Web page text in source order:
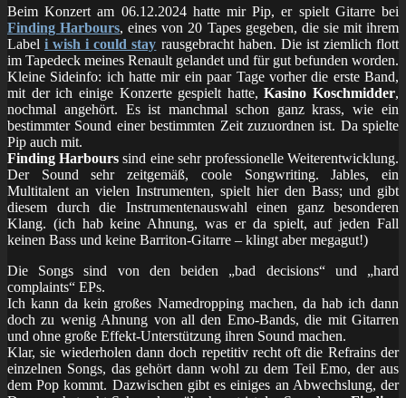
Beim Konzert am 06.12.2024 hatte mir Pip, er spielt Gitarre bei
Finding Harbours, eines von 20 Tapes gegeben, die sie mit ihrem
Labeli wish i could stay rausgebracht haben. Die ist ziemlich flott
im Tapedeck meines Renault gelandet und für gut befunden worden.
Kleine Sideinfo: ich hatte mir ein paar Tage vorher die erste Band,
mit der ich einige Konzerte gespielt hatte,Kasino Koschmidder,
nochmal angehört. Es ist manchmal schon ganz krass, wie ein
bestimmter Sound einer bestimmten Zeit zuzuordnen ist. Da spielte
Pip auch mit.
Finding Harbours sind eine sehr professionelle Weiterentwicklung.
Der Sound sehr zeitgemäß, coole Songwriting. Jables, ein
Multitalent an vielen Instrumenten, spielt hier den Bass; und gibt
diesem durch die Instrumentenauswahl einen ganz besonderen
Klang. (ich hab keine Ahnung, was er da spielt, auf jeden Fall
keinen Bass und keine Barriton-Gitarre – klingt aber megagut!)
Die Songs sind von den beiden „bad decisions“ und „hard
complaints“ EPs.
Ich kann da kein großes Namedropping machen, da hab ich dann
doch zu wenig Ahnung von all den Emo-Bands, die mit Gitarren
und ohne große Effekt-Unterstützung ihren Sound machen.
Klar, sie wiederholen dann doch repetitiv recht oft die Refrains der
einzelnen Songs, das gehört dann wohl zu dem Teil Emo, der aus
dem Pop kommt. Dazwischen gibt es einiges an Abwechslung, der